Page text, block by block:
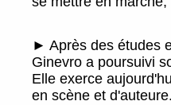
► Après des études
Ginevro a poursuivi
Elle exerce
en scène et